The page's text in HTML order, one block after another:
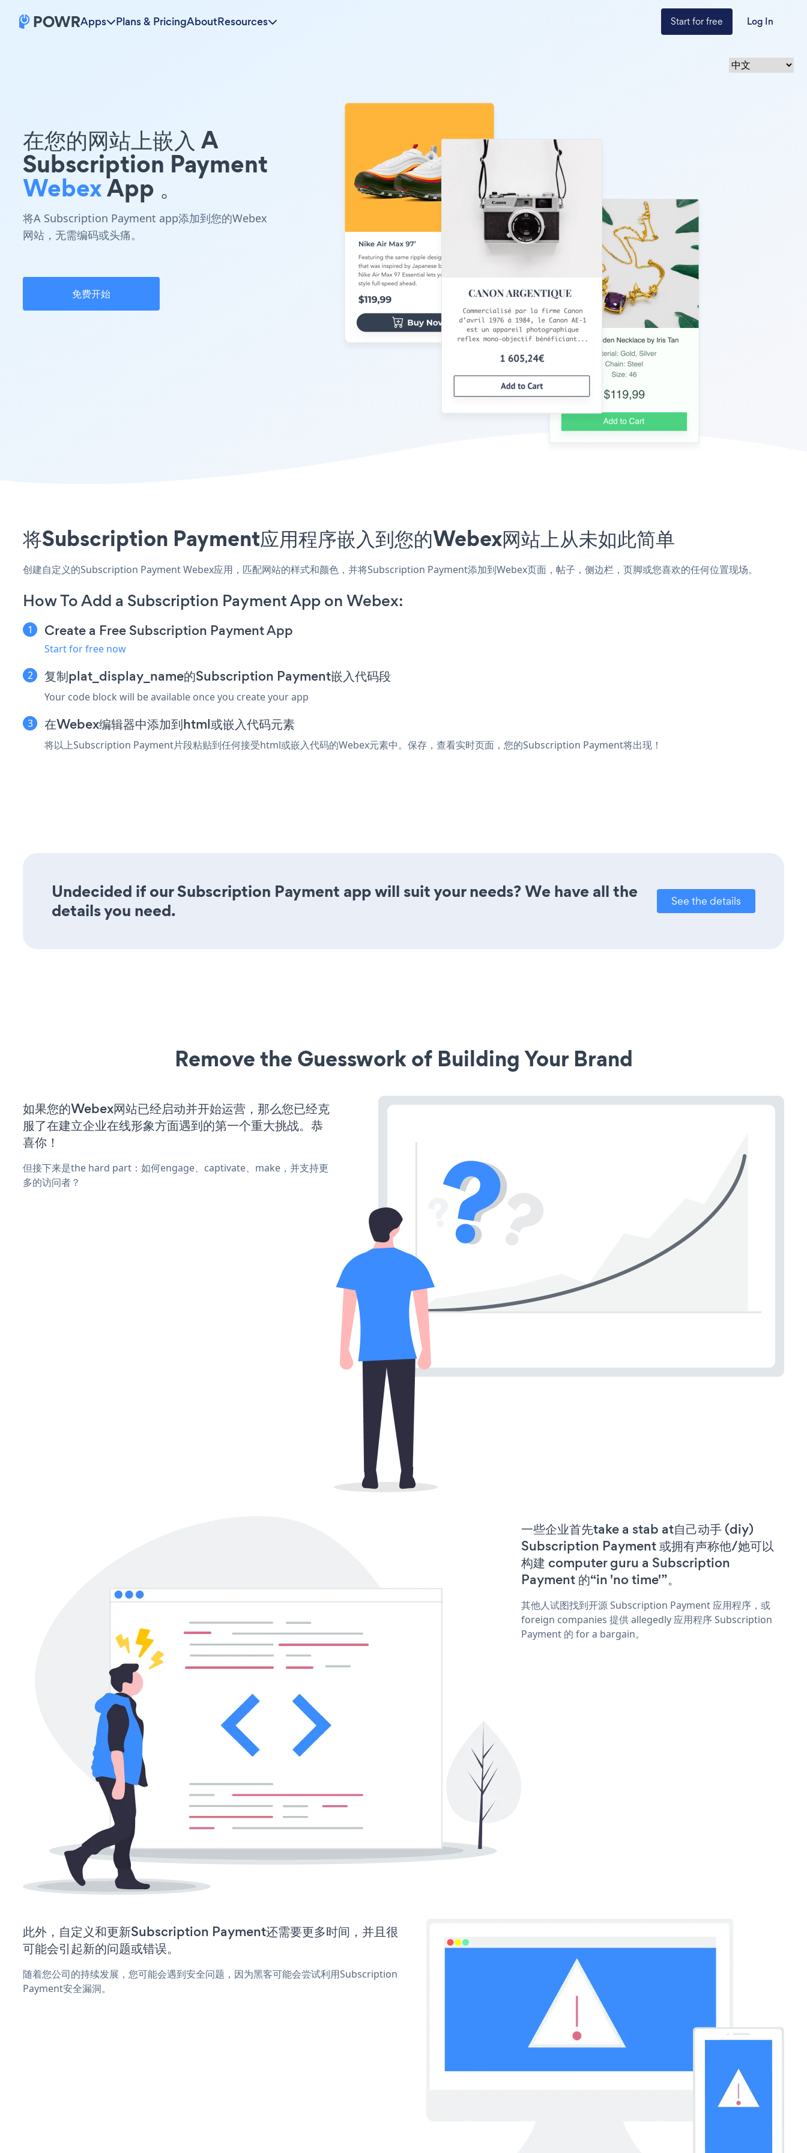
Apps Plans & PricingAboutResources Start for free Log In
在您的网站上嵌入 A
Subscription Payment
WebexApp 。
将A Subscription Payment app添加到您的Webex
网站，无需编码或头痛。
免费开始
将Subscription Payment应用程序嵌入到您的Webex网站上从未如此简单
创建自定义的Subscription Payment Webex应用，匹配网站的样式和颜色，并将Subscription Payment添加到Webex页面，帖子，侧边栏，页脚或您喜欢的任何位置现场。
How To Add a Subscription Payment App on Webex:
Create a Free Subscription Payment App
Start for free now
复制plat_display_name的Subscription Payment嵌入代码段
Your code block will be available once you create your app
在Webex编辑器中添加到html或嵌入代码元素
将以上Subscription Payment片段粘贴到任何接受html或嵌入代码的Webex元素中。保存，查看实时页面，您的Subscription Payment将出现！
Undecided if our Subscription Payment app will suit your needs? We have all the
details you need.
See the details
Remove the Guesswork of Building Your Brand
如果您的Webex网站已经启动并开始运营，那么您已经克
服了在建立企业在线形象方面遇到的第一个重大挑战。恭
喜你！
但接下来是the hard part：如何engage、captivate、make，并支持更
多的访问者？
一些企业首先take a stab at自己动手 (diy)
Subscription Payment 或拥有声称他/她可以
构建 computer guru a Subscription
Payment 的“in 'no time'”。
其他人试图找到开源 Subscription Payment 应用程序，或
foreign companies 提供 allegedly 应用程序 Subscription
Payment 的 for a bargain。
此外，自定义和更新Subscription Payment还需要更多时间，并且很
可能会引起新的问题或错误。
随着您公司的持续发展，您可能会遇到安全问题，因为黑客可能会尝试利用Subscription
Payment安全漏洞。